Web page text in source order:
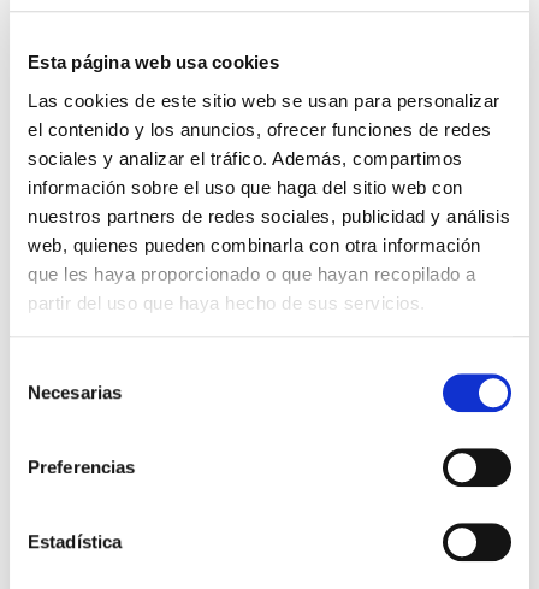
Esta página web usa cookies
Las cookies de este sitio web se usan para personalizar
el contenido y los anuncios, ofrecer funciones de redes
sociales y analizar el tráfico. Además, compartimos
información sobre el uso que haga del sitio web con
nuestros partners de redes sociales, publicidad y análisis
web, quienes pueden combinarla con otra información
que les haya proporcionado o que hayan recopilado a
partir del uso que haya hecho de sus servicios.
Necesarias
Preferencias
Estadística
Infografía sobre fertilidad y
reproducción asistida
Cuando cualquier persona se acerca al mundo de
la fertilidad y de la reproducción asistida se siente